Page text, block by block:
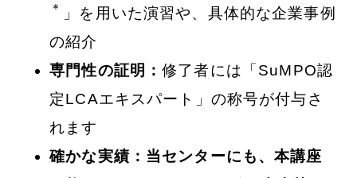
＊
」を用いた演習や、具体的な企業事例
の紹介
専門性の証明：修了者には「SuMPO認
定LCAエキスパート」の称号が付与さ
れます
確かな実績：当センターにも、本講座